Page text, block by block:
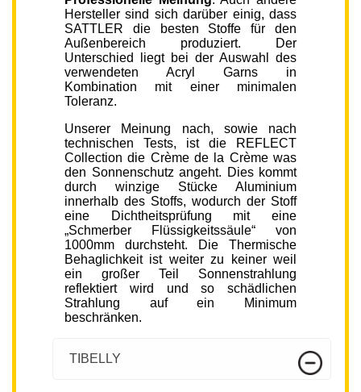
Hersteller sind sich darüber einig, dass
SATTLER die besten Stoffe für den
Außenbereich produziert. Der
Unterschied liegt bei der Auswahl des
verwendeten Acryl Garns in
Kombination mit einer minimalen
Toleranz.
Unserer Meinung nach, sowie nach
technischen Tests, ist die REFLECT
Collection die Crème de la Crème was
den Sonnenschutz angeht. Dies kommt
durch winzige Stücke Aluminium
innerhalb des Stoffs, wodurch der Stoff
eine Dichtheitsprüfung mit eine
„Schmerber Flüssigkeitssäule“ von
1000mm durchsteht. Die Thermische
Behaglichkeit ist weiter zu keiner weil
ein großer Teil Sonnenstrahlung
reflektiert wird und so schädlichen
Strahlung auf ein Minimum
beschränken.
TIBELLY